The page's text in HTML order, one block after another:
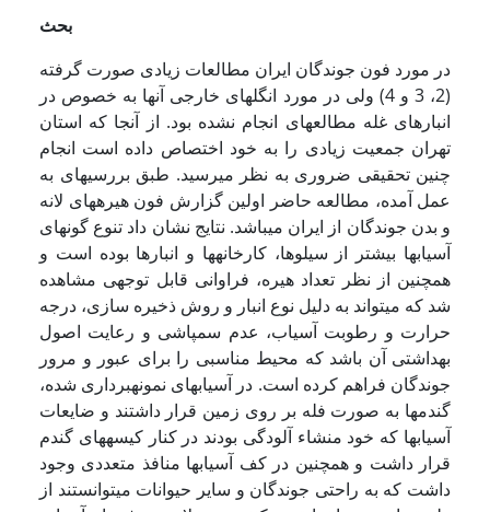
بحث
در مورد فون جوندگان ایران مطالعات زیادی صورت گرفته
(2، 3 و 4) ولی در مورد انگلهای خارجی آنها به خصوص در
انبارهای غله مطالعه­ای انجام نشده بود. از آنجا که استان
تهران جمعیت زیادی را به خود اختصاص داده است انجام
چنین تحقیقی ضروری به نظر می­رسید. طبق بررسیهای به
عمل آمده، مطالعه حاضر اولین گزارش فون هیره­های لانه
و بدن جوندگان از ایران می­باشد. نتایج نشان داد تنوع گونه­ای
آسیابها بیشتر از سیلوها، کارخانه­ها و انبارها بوده است و
همچنین از نظر تعداد هیره، فراوانی قابل توجهی مشاهده
شد که می­تواند به دلیل نوع انبار و روش ذخیره سازی، درجه
حرارت و رطوبت آسیاب، عدم سمپاشی و رعایت اصول
بهداشتی آن باشد که محیط مناسبی را برای عبور و مرور
جوندگان فراهم کرده است. در آسیابهای نمونه­برداری شده،
گندمها به صورت فله بر روی زمین قرار داشتند و ضایعات
آسیابها که خود منشاء آلودگی بودند در کنار کیسه­های گندم
قرار داشت و همچنین در کف آسیابها منافذ متعددی وجود
داشت که به راحتی جوندگان و سایر حیوانات می­توانستند از